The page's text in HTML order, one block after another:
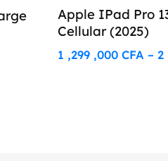
Apple IPad Pro
Cellular (2025)
1 ,299 ,000CFA –2
Plage